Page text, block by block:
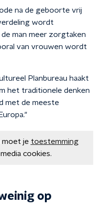
na de geboorte vrij
wordt
man meer zorgtaken
van vrouwen wordt
Planbureau haakt
het traditionele denken
met de meeste
moet je toestemming
cookies.
op